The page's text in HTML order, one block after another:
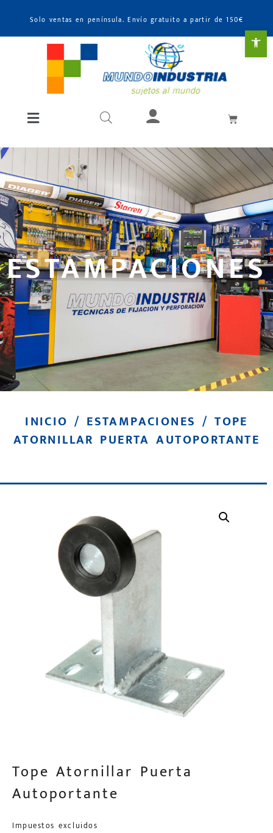
Solo ventas en península. Envío gratuito a partir de 150€
ESTAMPACIONES
INICIO / ESTAMPACIONES / TOPE
ATORNILLAR PUERTA AUTOPORTANTE
Tope Atornillar Puerta
Autoportante
Impuestos excluidos